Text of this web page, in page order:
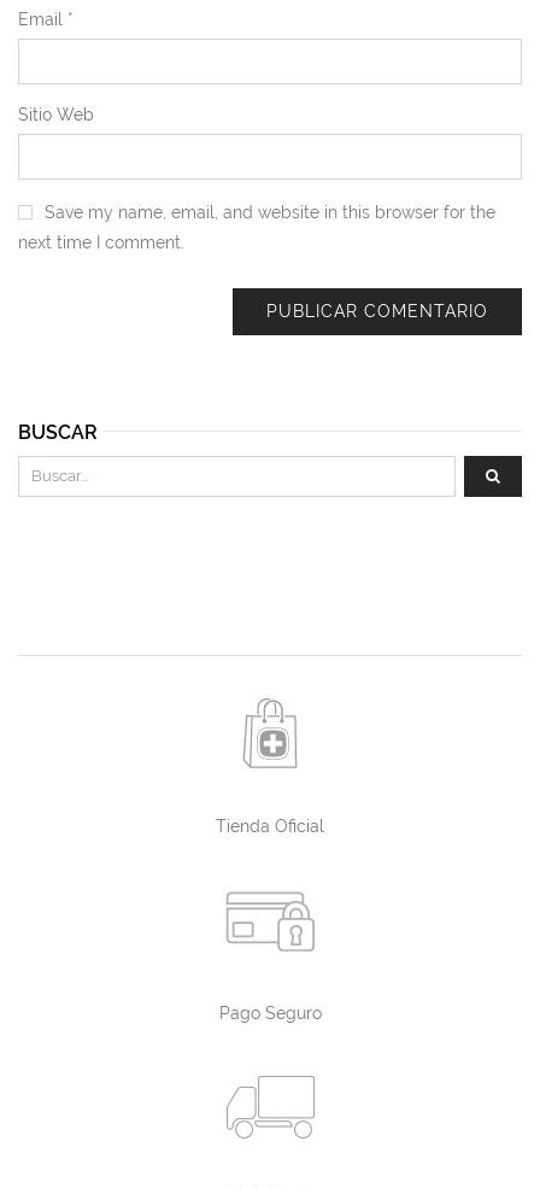
Email *
Sitio Web
Save my name, email, and website in this browser for the
next time I comment.
BUSCAR
Tienda Oficial
Pago Seguro